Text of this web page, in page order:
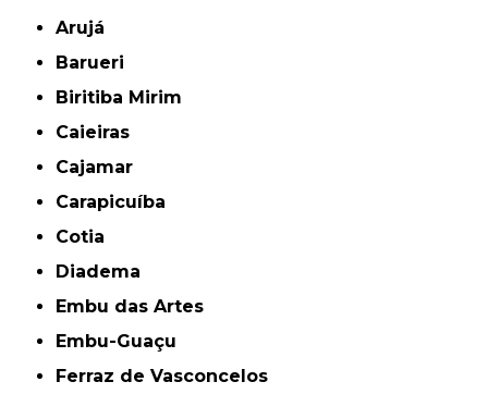
Arujá
Barueri
Biritiba Mirim
Caieiras
Cajamar
Carapicuíba
Cotia
Diadema
Embu das Artes
Embu-Guaçu
Ferraz de Vasconcelos